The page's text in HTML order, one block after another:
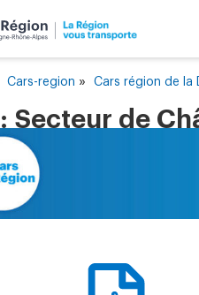
Cars-region » Cars région de la
Secteur de